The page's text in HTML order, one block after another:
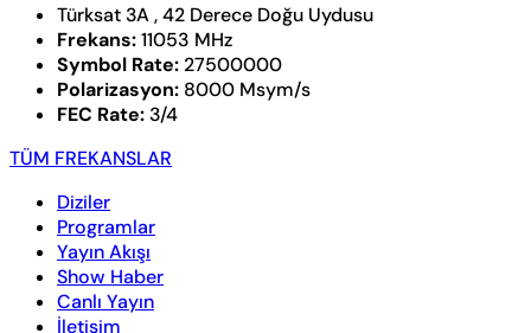
Türksat 3A , 42 Derece Doğu Uydusu
Frekans:11053 MHz
Symbol Rate: 27500000
Polarizasyon: 8000 Msym/s
FEC Rate: 3/4
TÜM FREKANSLAR
Diziler
Programlar
Yayın Akışı
Show Haber
Canlı Yayın
İletişim